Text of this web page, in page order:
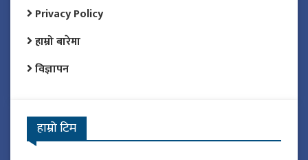
Privacy Policy
हाम्रो बारेमा
विज्ञापन
हाम्रो टिम